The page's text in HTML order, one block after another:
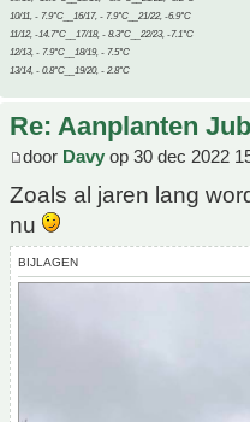
10/11, - 7.9°C__16/17, - 7.9°C__21/22, -6.9°C
11/12, -14.7°C__17/18, - 8.3°C__22/23, -7.1°C
12/13, - 7.9°C__18/19, - 7.5°C
13/14, - 0.8°C__19/20, - 2.8°C
Re: Aanplanten
door Davy op 30 dec 2022
Zoals al jaren lang
nu
BIJLAGEN